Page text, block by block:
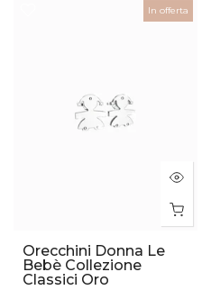
In offerta
Orecchini Donna Le
Bebè Collezione
Classici Oro